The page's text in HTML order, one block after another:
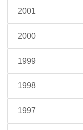
2001
2000
1999
1998
1997